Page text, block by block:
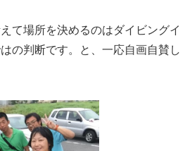
て場所を決めるのはダイビングイ
の判断です。と、一応自画自賛し